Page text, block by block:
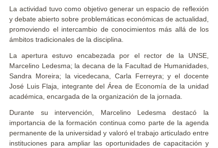
La actividad tuvo como objetivo generar un espacio de reflexión
y debate abierto sobre problemáticas económicas de actualidad,
promoviendo el intercambio de conocimientos más allá de los
ámbitos tradicionales de la disciplina.
La apertura estuvo encabezada por el rector de la UNSE,
Marcelino Ledesma; la decana de la Facultad de Humanidades,
Sandra Moreira; la vicedecana, Carla Ferreyra; y el docente
José Luis Flaja, integrante del Área de Economía de la unidad
académica, encargada de la organización de la jornada.
Durante su intervención, Marcelino Ledesma destacó la
importancia de la formación continua como parte de la agenda
permanente de la universidad y valoró el trabajo articulado entre
instituciones para ampliar las oportunidades de capacitación y